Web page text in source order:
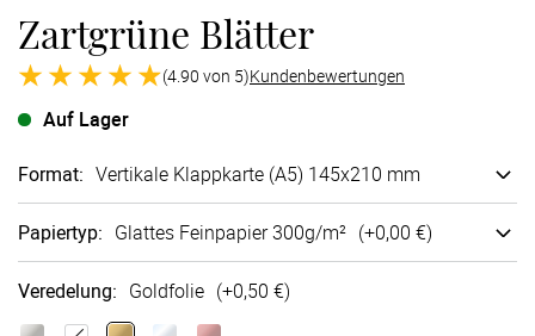
Zartgrüne Blätter
(4.90 von 5)Kundenbewertungen
Auf Lager
Format: Vertikale Klappkarte (A5) 145x210 mm
Papiertyp: Glattes Fein­papier 300g/m² (+0,00 €)
Veredelung: Goldfolie (+0,50 €)